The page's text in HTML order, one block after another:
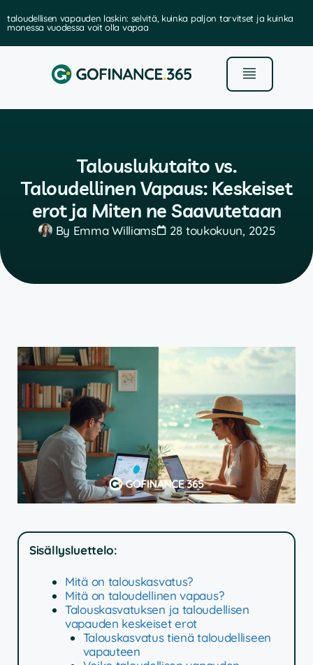
taloudellisen vapauden laskin: selvitä, kuinka paljon tarvitset ja kuinka
monessa vuodessa voit olla vapaa
Talouslukutaito vs.
Taloudellinen Vapaus: Keskeiset
erot ja Miten ne Saavutetaan
By Emma Williams 28 toukokuun, 2025
Sisällysluettelo:
Mitä on talouskasvatus?
Mitä on taloudellinen vapaus?
Talouskasvatuksen ja taloudellisen
vapauden keskeiset erot
Talouskasvatus tienä taloudelliseen
vapauteen